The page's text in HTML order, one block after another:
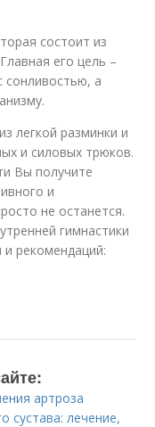
состоит из
его цель –
сонливостью, а
легкой разминки и
и силовых трюков.
Вы получите
и
не останется.
гимнастики
рекомендаций:
артроза
сустава: лечение,